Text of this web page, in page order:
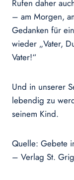
Rufen daher
– am Morgen,
Gedanken für
wieder „Vater,
Vater!“
Und in unserer
lebendig zu
seinem Kind.
Quelle: Gebete
– Verlag St.